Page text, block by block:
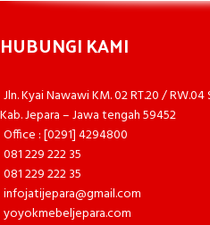
HUBUNGI KAMI
Jln. Kyai Nawawi KM. 02 RT.20 /
Kab. Jepara – Jawa tengah 59452
Office : [0291] 4294800
081 229 222 35
081 229 222 35
infojatijepara@gmail.com
yoyokmebeljepara.com